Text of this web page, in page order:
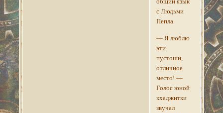
с Людьми
Пепла.
— Я люблю
эти
пустоши,
отличное
место! —
Голос юной
кхаджитки
звучал